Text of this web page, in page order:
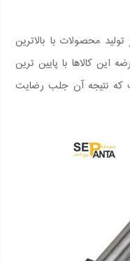
محصولات با بالاترین
این کالاها با پایین ترین
نتیجه آن جلب رضایت